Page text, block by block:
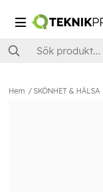
Hem SKÖNHET & HÄLSA